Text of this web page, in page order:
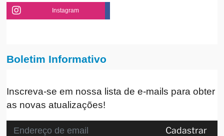
Instagram
Boletim Informativo
Inscreva-se em nossa lista de e-mails para obter
as novas atualizações!
Cadastrar